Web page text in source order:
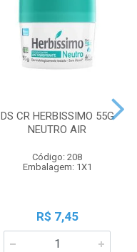
DS CR HERBISSIMO 55G
NEUTRO AIR
Código: 208
Embalagem: 1X1
R$ 7,45